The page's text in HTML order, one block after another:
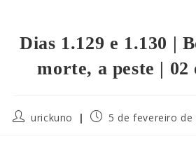
Dias 1.129 e 1.130 |
morte, a peste | 02
urickuno 5 de fevereiro de